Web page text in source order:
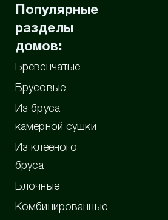
Популярные
разделы
домов:
Бревенчатые
Брусовые
Из бруса
камерной сушки
Из клееного
бруса
Блочные
Комбинированные